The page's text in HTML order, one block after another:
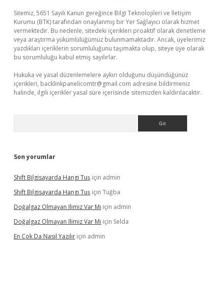
Sitemiz, 5651 Sayılı Kanun gereğince Bilgi Teknolojileri ve İletişim
Kurumu (BTK) tarafından onaylanmış bir Yer Sağlayıcı olarak hizmet
vermektedir. Bu nedenle, sitedeki içerikleri proaktif olarak denetleme
veya araştırma yükümlülüğümüz bulunmamaktadır. Ancak, üyelerimiz
yazdıkları içeriklerin sorumluluğunu taşımakta olup, siteye üye olarak
bu sorumluluğu kabul etmiş sayılırlar.
Hukuka ve yasal düzenlemelere aykırı olduğunu düşündüğünüz
içerikleri, backlinkpanelicomtr@gmail.com adresine bildirmeniz
halinde, ilgili içerikler yasal süre içerisinde sitemizden kaldırılacaktır.
Son yorumlar
Shift Bilgisayarda Hangi Tuş için admin
Shift Bilgisayarda Hangi Tuş için Tuğba
Doğalgaz Olmayan Ilimiz Var Mı için admin
Doğalgaz Olmayan Ilimiz Var Mı için Selda
En Çok Da Nasıl Yazılır için admin